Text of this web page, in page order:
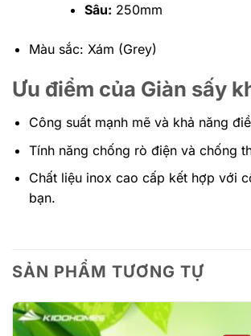
Sâu: 250mm
Màu sắc: Xám (Grey)
Ưu điểm của Giàn sấy
Công suất mạnh mẽ và khả năng
Tính năng chống rò điện và chống
Chất liệu inox cao cấp kết hợp với
bạn.
SẢN PHẨM TƯƠNG TỰ